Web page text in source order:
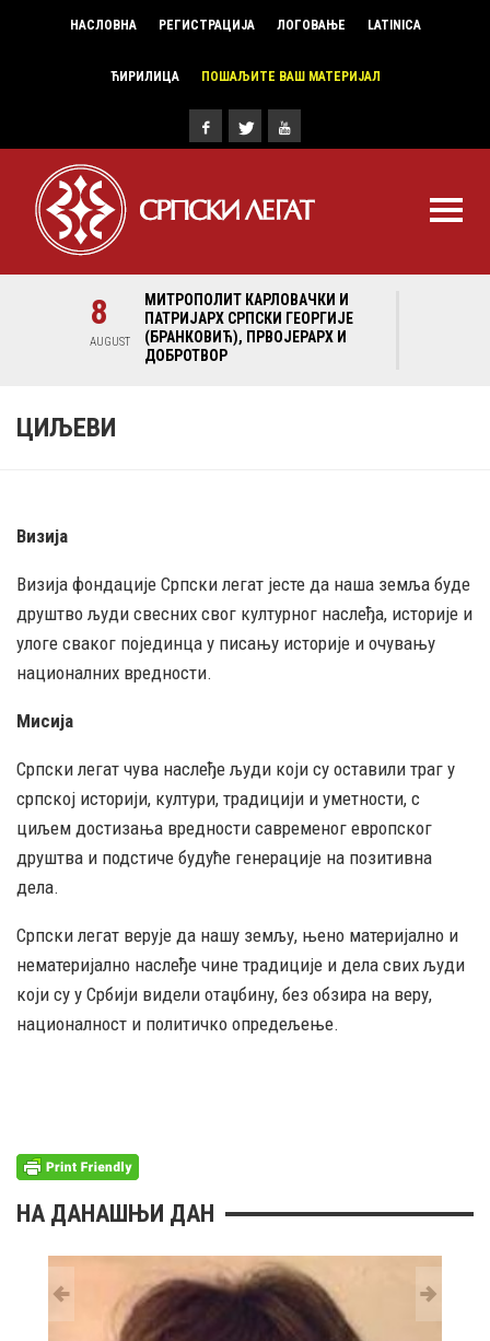
НАСЛОВНА РЕГИСТРАЦИЈА ЛОГОВАЊЕ LATINICA
ЋИРИЛИЦА ПОШАЉИТЕ ВАШ МАТЕРИЈАЛ
8
AUGUST
МИТРОПОЛИТ КАРЛОВАЧКИ И
ПАТРИЈАРХ СРПСКИ ГЕОРГИЈЕ
(БРАНКОВИЋ), ПРВОЈЕРАРХ И
ДОБРОТВОР
ЦИЉЕВИ
Визија
Визија фондације Српски легат јесте да наша земља буде
друштво људи свесних свог културног наслеђа, историје и
улоге сваког појединца у писању историје и очувању
националних вредности.
Мисија
Српски легат чува наслеђе људи који су оставили траг у
српској историји, култури, традицији и уметности, с
циљем достизања вредности савременог европског
друштва и подстиче будуће генерације на позитивна
дела.
Српски легат верује да нашу земљу, њено материјално и
нематеријално наслеђе чине традиције и дела свих људи
који су у Србији видели отаџбину, без обзира на веру,
националност и политичко опредељење.
НА ДАНАШЊИ ДАН